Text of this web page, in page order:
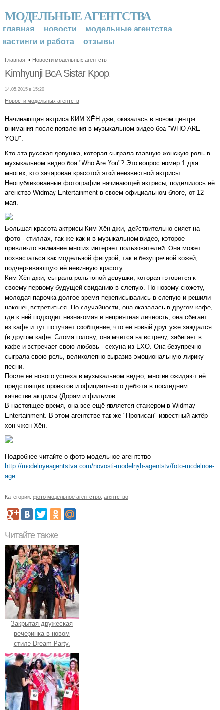
МОДЕЛЬНЫЕ АГЕНТСТВА
главная новости
модельные агентства
кастинги и работа
отзывы
Главная » Новости модельных агентств
Kimhyunji BoA Sistar Kpop.
14.05.2015 в 15:20
Новости модельных агентств
Начинающая актриса КИМ ХЁН джи, оказалась в новом центре
внимания после появления в музыкальном видео боа "WHO ARE
YOU".
Кто эта русская девушка, которая сыграла главную женскую роль в
музыкальном видео боа "Who Are You"? Это вопрос номер 1 для
многих, кто зачарован красотой этой неизвестной актрисы.
Неопубликованные фотографии начинающей актрисы, поделилось её
агенство Widmay Entertainment в своем официальном блоге, от 12
мая.
Большая красота актрисы Ким Хён джи, действительно сияет на
фото - стиллах, так же как и в музыкальном видео, которое
привлекло внимание многих интернет пользователей. Она может
похвастаться как модельной фигурой, так и безупречной кожей,
подчеркивающую её невинную красоту.
Ким Хён джи, сыграла роль юной девушки, которая готовится к
своему первому будущей свиданию в слепую. По новому сюжету,
молодая парочка долгое время переписывались в слепую и решили
наконец встретиться. По случайности, она оказалась в другом кафе,
где к ней подходит незнакомая и неприятная личность, она сбегает
из кафе и тут получает сообщение, что её новый друг уже заждался
(в другом кафе. Сломя голову, она мчится на встречу, забегает в
кафе и встречает свою любовь - сехуна из EXO. Она безупречно
сыграла свою роль, великолепно выразив эмоциональную лирику
песни.
После её нового успеха в музыкальном видео, многие ожидают её
предстоящих проектов и официального дебюта в последнем
качестве актрисы (Дорам и фильмов.
В настоящее время, она все ещё является стажером в Widmay
Entertainment. В этом агентстве так же "Прописан" известный актёр
хон чжон Хён.
Подробнее читайте о фото модельное агентство
http://modelnyeagentstva.com/novosti-modelnyh-agentstv/foto-modelnoe-
age...
Категории: фото модельное агентство агентство
Читайте также
Закрытая дружеская
вечеринка в новом
стиле Dream Party.